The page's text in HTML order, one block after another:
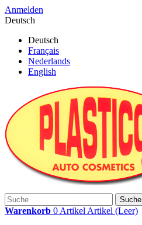
Anmelden
Deutsch
Deutsch
Français
Nederlands
English
Suche
Warenkorb 0 Artikel Artikel (Leer)